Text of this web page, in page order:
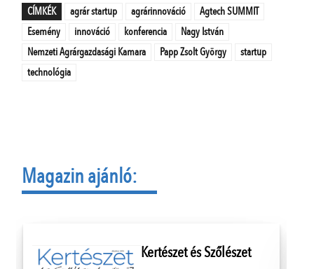
CÍMKÉK agrár startup agrárinnováció
Agtech SUMMIT
Esemény
innováció konferencia
Nagy István
Nemzeti Agrárgazdasági Kamara
Papp Zsolt György
startup
technológia
Magazin ajánló:
Kertészet és Szőlészet